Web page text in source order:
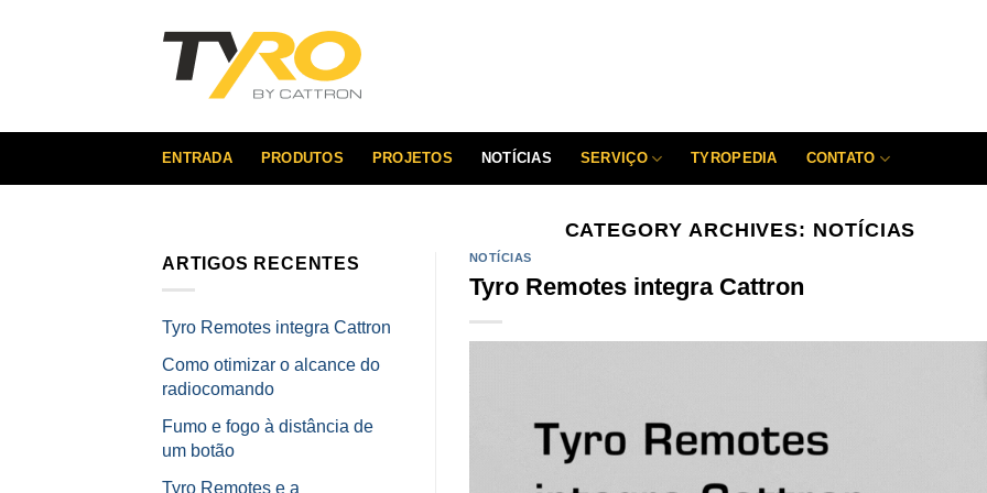
ENTRADA PRODUTOS PROJETOS NOTÍCIAS SERVIÇO TYROPEDIA CONTATO
CATEGORY ARCHIVES: NOTÍCIAS
ARTIGOS RECENTES
Tyro Remotes integra Cattron
Como otimizar o alcance do
radiocomando
Fumo e fogo à distância de
um botão
Tyro Remotes e a
NOTÍCIAS
Tyro Remotes integra Cattron